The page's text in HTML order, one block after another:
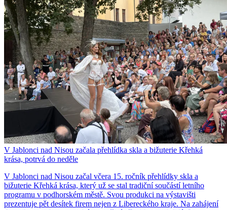
V Jablonci nad Nisou začala přehlídka skla a bižuterie Křehká
krása, potrvá do neděle
V Jablonci nad Nisou začal včera 15. ročník přehlídky skla a
bižuterie Křehká krása, který už se stal tradiční součástí letního
programu v podhorském městě. Svou produkci na výstavišti
prezentuje pět desítek firem nejen z Libereckého kraje. Na zahájení